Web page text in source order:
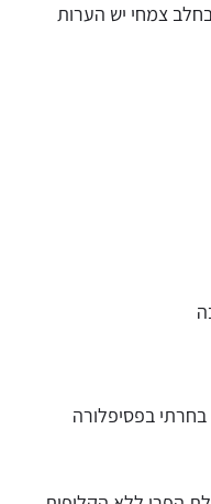
צמחי יש הערות
בפסיפלורה